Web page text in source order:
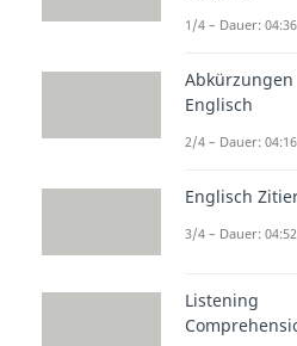
Zum
zur
(Stylistic
1/4 – Dauer: 04:36
Abkürzungen
Englisch
2/4 – Dauer: 04:16
Englisch
3/4 – Dauer: 04:52
Listening